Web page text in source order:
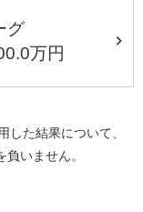
グ
万円
た結果について、
いません。